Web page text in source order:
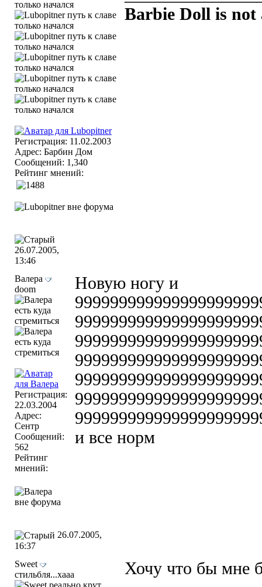
Регистрация: 11.02.2003
Адрес: Барбин Дом
Сообщений: 1,340
Рейтинг мнений:
Barbie Doll is not
26.07.2005,
13:46
Валера
doom
Регистрация:
22.03.2004
Адрес:
Сентр
Сообщений:
562
Рейтинг
мнений:
Новую ногу и
и все норм
26.07.2005,
16:37
Sweet
стильбля...хааа
Хочу что бы мне